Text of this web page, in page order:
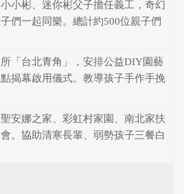
小彬、迷你彬父子擔任義工，奇幻
們一起同樂。總計約500位親子們
「台北青角」，安排公益DIY園藝
揭幕啟用儀式。教導孩子手作手挽
安娜之家、彩虹村家園、南北家扶
。協助清寒長輩、弱勢孩子三餐白